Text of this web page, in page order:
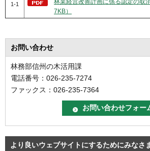
1-1
7KB）
お問い合わせ
林務部信州の木活用課
電話番号：026-235-7274
ファックス：026-235-7364
より良いウェブサイトにするためにみなさ